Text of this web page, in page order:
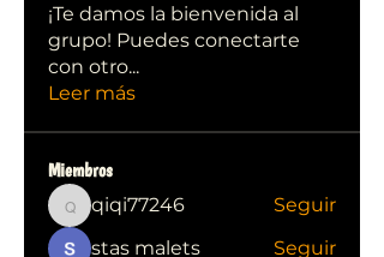
¡Te damos la bienvenida al
grupo! Puedes conectarte
con otro...
Leer más
Miembros
qiqi77246
qiqi77246
Seguir
stas malets
Seguir